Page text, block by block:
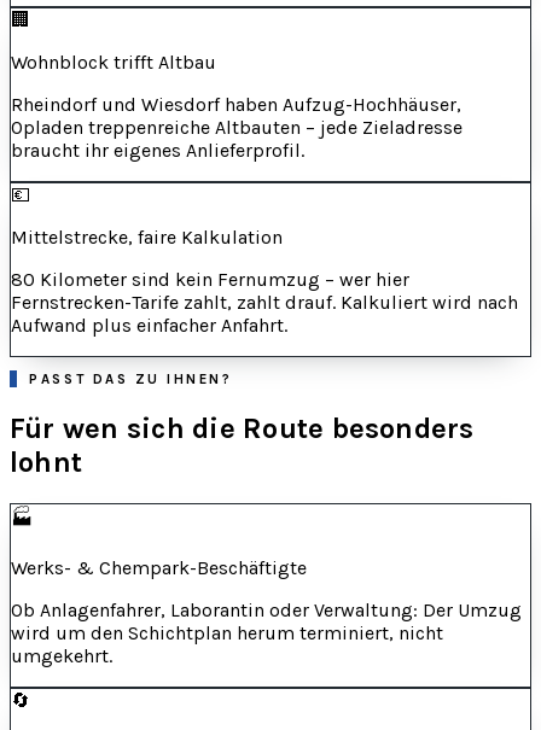
🏢
Wohnblock trifft Altbau
Rheindorf und Wiesdorf haben Aufzug-Hochhäuser,
Opladen treppenreiche Altbauten – jede Zieladresse
braucht ihr eigenes Anlieferprofil.
💶
Mittelstrecke, faire Kalkulation
80 Kilometer sind kein Fernumzug – wer hier
Fernstrecken-Tarife zahlt, zahlt drauf. Kalkuliert wird nach
Aufwand plus einfacher Anfahrt.
PASST DAS ZU IHNEN?
Für wen sich die Route besonders
lohnt
🏭
Werks- & Chempark-Beschäftigte
Ob Anlagenfahrer, Laborantin oder Verwaltung: Der Umzug
wird um den Schichtplan herum terminiert, nicht
umgekehrt.
🔄